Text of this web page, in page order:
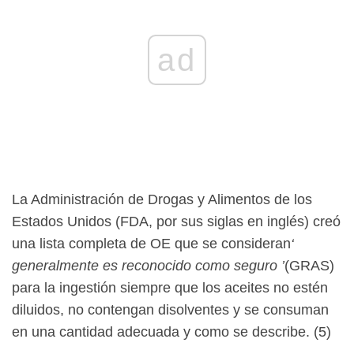
ad
La Administración de Drogas y Alimentos de los
Estados Unidos (FDA, por sus siglas en inglés) creó
una lista completa de OE que se consideran‘
generalmente es reconocido como seguro ’(GRAS)
para la ingestión siempre que los aceites no estén
diluidos, no contengan disolventes y se consuman
en una cantidad adecuada y como se describe. (5)